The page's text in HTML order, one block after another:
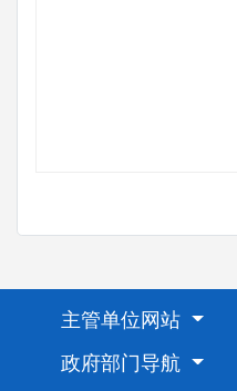
主管单位网站
政府部门导航